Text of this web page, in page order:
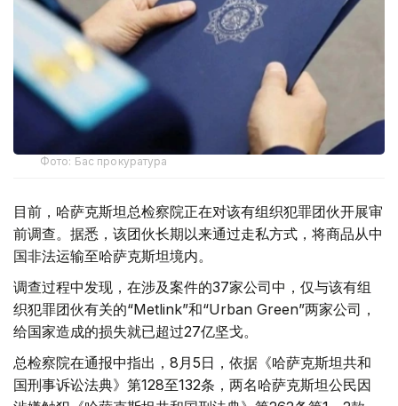
Фото: Бас прокуратура
目前，哈萨克斯坦总检察院正在对该有组织犯罪团伙开展审
前调查。据悉，该团伙长期以来通过走私方式，将商品从中
国非法运输至哈萨克斯坦境内。
调查过程中发现，在涉及案件的37家公司中，仅与该有组
织犯罪团伙有关的“Metlink”和“Urban Green”两家公司，
给国家造成的损失就已超过27亿坚戈。
总检察院在通报中指出，8月5日，依据《哈萨克斯坦共和
国刑事诉讼法典》第128至132条，两名哈萨克斯坦公民因